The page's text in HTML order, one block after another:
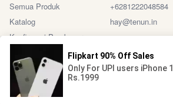
Semua Produk
Katalog
Konfirmasi Pembayaran
+6281222048584
hay@tenun.in
Sosial Media Marketplace